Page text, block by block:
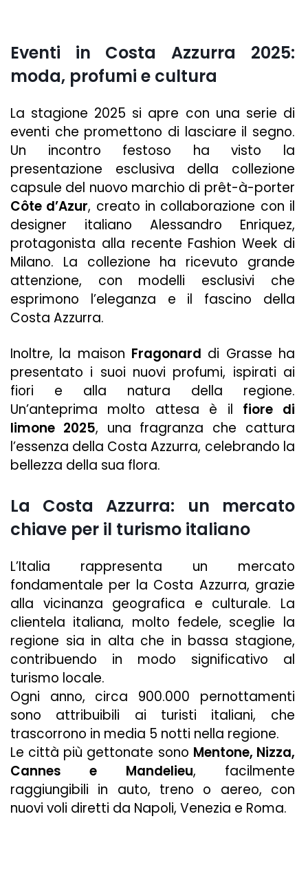
Eventi in Costa Azzurra 2025:
moda, profumi e cultura
La stagione 2025 si apre con una serie di
eventi che promettono di lasciare il segno.
Un incontro festoso ha visto la
presentazione esclusiva della collezione
capsule del nuovo marchio di prêt-à-porter
Côte d’Azur, creato in collaborazione con il
designer italiano Alessandro Enriquez,
protagonista alla recente Fashion Week di
Milano. La collezione ha ricevuto grande
attenzione, con modelli esclusivi che
esprimono l’eleganza e il fascino della
Costa Azzurra.
Inoltre, la maison Fragonard di Grasse ha
presentato i suoi nuovi profumi, ispirati ai
fiori e alla natura della regione.
Un’anteprima molto attesa è il fiore di
limone 2025, una fragranza che cattura
l’essenza della Costa Azzurra, celebrando la
bellezza della sua flora.
La Costa Azzurra: un mercato
chiave per il turismo italiano
L’Italia rappresenta un mercato
fondamentale per la Costa Azzurra, grazie
alla vicinanza geografica e culturale. La
clientela italiana, molto fedele, sceglie la
regione sia in alta che in bassa stagione,
contribuendo in modo significativo al
turismo locale.
Ogni anno, circa 900.000 pernottamenti
sono attribuibili ai turisti italiani, che
trascorrono in media 5 notti nella regione.
Le città più gettonate sono Mentone, Nizza,
Cannes e Mandelieu, facilmente
raggiungibili in auto, treno o aereo, con
nuovi voli diretti da Napoli, Venezia e Roma.